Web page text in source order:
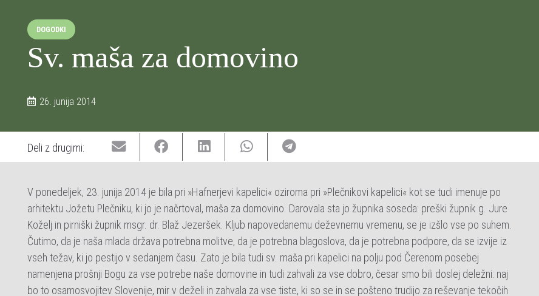
DOGODKI
Sv. maša za domovino
26. junija 2014
Deli z drugimi:
V ponedeljek, 23. junija 2014 je bila pri »Hafnerjevi kapelici« oziroma pri »Plečnikovi kapelici« kot se tudi imenuje po
arhitektu Jožetu Plečniku, ki jo je načrtoval, maša za domovino. Darovala sta jo župnika soseda: preški župnik g. Jure
Koželj in pirniški župnik msgr. dr. Blaž Jezeršek. Kljub napovedanemu deževnemu vremenu, se je izšlo vse po suhem.
Čutimo, da je naša mlada država potrebna molitve, da je potrebna blagoslova, da je potrebna podpore, da se izvije iz
vseh težav, ki jo pestijo v sedanjem času. Zato je bila tudi sv. maša pri kapelici na polju pod Čerenom posebej
namenjena prošnji Bogu za vse potrebe naše domovine in tudi zahvali za vse dobro, česar smo bili doslej deležni: naj
bo to osamosvojitev Slovenije, mir v deželi in zahvala za vse tiste, ki so se in se pošteno trudijo za reševanje tekočih